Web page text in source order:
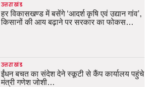
उत्तराखंड
हर विकासखण्ड में बसेंगे ‘आदर्श कृषि एवं उद्यान गांव’,
किसानों की आय बढ़ाने पर सरकार का फोकस…
उत्तराखंड
ईंधन बचत का संदेश देने स्कूटी से कैंप कार्यालय पहुंचे
मंत्री गणेश जोशी…